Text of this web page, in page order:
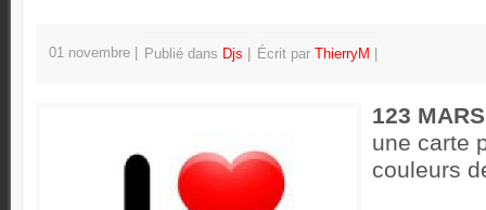
01 novembre Publié dans Djs Écrit par ThierryM
123
une carte
couleurs